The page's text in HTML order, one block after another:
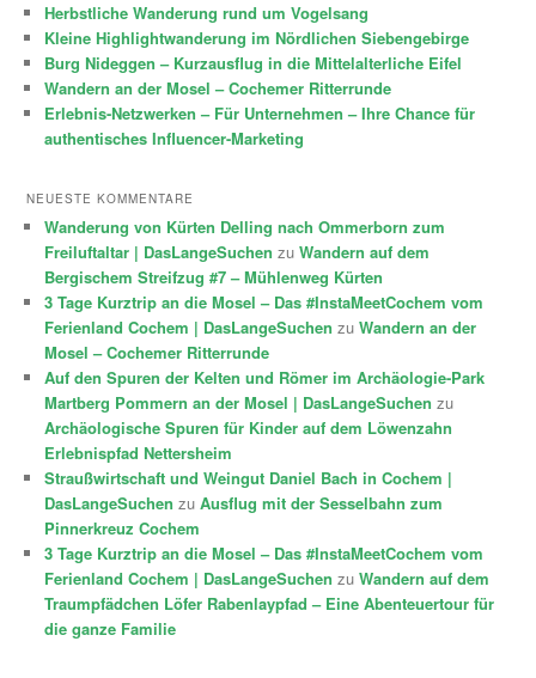
Herbstliche Wanderung rund um Vogelsang
Kleine Highlightwanderung im Nördlichen Siebengebirge
Burg Nideggen – Kurzausflug in die Mittelalterliche Eifel
Wandern an der Mosel – Cochemer Ritterrunde
Erlebnis-Netzwerken – Für Unternehmen – Ihre Chance für
authentisches Influencer-Marketing
NEUESTE KOMMENTARE
Wanderung von Kürten Delling nach Ommerborn zum
Freiluftaltar | DasLangeSuchen zuWandern auf dem
Bergischem Streifzug #7 – Mühlenweg Kürten
3 Tage Kurztrip an die Mosel – Das #InstaMeetCochem vom
Ferienland Cochem | DasLangeSuchen zuWandern an der
Mosel – Cochemer Ritterrunde
Auf den Spuren der Kelten und Römer im Archäologie-Park
Martberg Pommern an der Mosel | DasLangeSuchen zu
Archäologische Spuren für Kinder auf dem Löwenzahn
Erlebnispfad Nettersheim
Straußwirtschaft und Weingut Daniel Bach in Cochem |
DasLangeSuchen zuAusflug mit der Sesselbahn zum
Pinnerkreuz Cochem
3 Tage Kurztrip an die Mosel – Das #InstaMeetCochem vom
Ferienland Cochem | DasLangeSuchen zuWandern auf dem
Traumpfädchen Löfer Rabenlaypfad – Eine Abenteuertour für
die ganze Familie